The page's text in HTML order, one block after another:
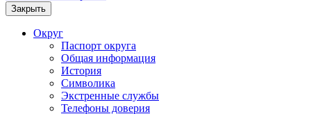
Закрыть
Округ
Паспорт округа
Общая информация
История
Символика
Экстренные службы
Телефоны доверия